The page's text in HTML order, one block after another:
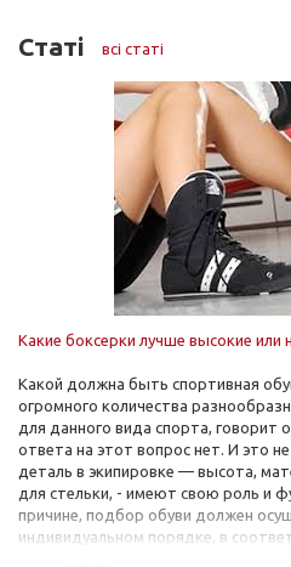
Статі всі статі
Какие боксерки лучше высокие или
Какой должна быть спортивная
огромного количества
для данного вида спорта, говорит
ответа на этот вопрос нет. И это
деталь в экипировке — высота,
для стельки, - имеют свою роль и
причине, подбор обуви должен
индивидуальном порядке, в